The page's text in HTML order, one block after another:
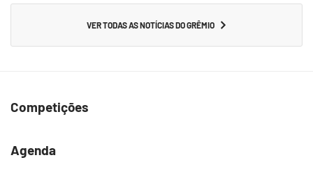
VER TODAS AS NOTÍCIAS DO GRÊMIO
Competições
Agenda